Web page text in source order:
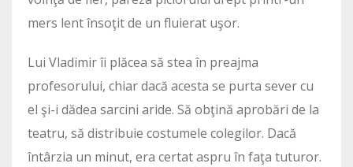
mers lent însoţit de un fluierat uşor.
Lui Vladimir îi plăcea să stea în preajma
profesorului, chiar dacă acesta se purta sever cu
el şi-i dădea sarcini aride. Să obţină aprobări de la
teatru, să distribuie costumele colegilor. Dacă
întârzia un minut, era certat aspru în faţa tuturor.